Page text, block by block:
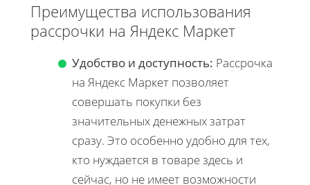
Преимущества использования
рассрочки на Яндекс Маркет
Удобство и доступность: Рассрочка
на Яндекс Маркет позволяет
совершать покупки без
значительных денежных затрат
сразу. Это особенно удобно для тех,
кто нуждается в товаре здесь и
сейчас, но не имеет возможности